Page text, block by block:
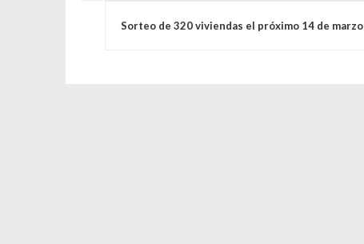
Sorteo de 320 viviendas el próximo 14 de marzo